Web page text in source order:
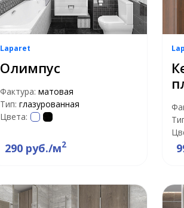
Laparet
Олимпус
Фактура: матовая
Тип: глазурованная
Цвета:
290 руб./м2